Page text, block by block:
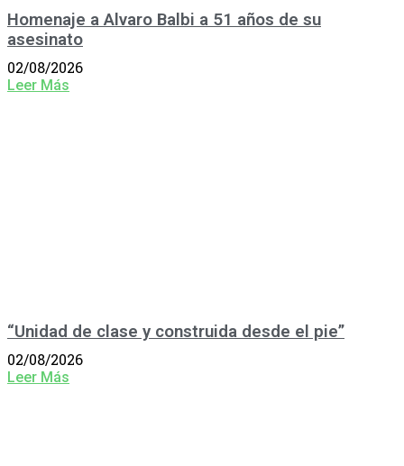
Homenaje a Alvaro Balbi a 51 años de su
asesinato
02/08/2026
Leer Más
“Unidad de clase y construida desde el pie”
02/08/2026
Leer Más